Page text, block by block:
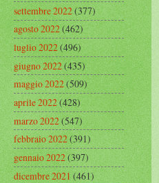
settembre 2022(377)
agosto 2022(462)
luglio 2022(496)
giugno 2022(435)
maggio 2022(509)
aprile 2022(428)
marzo 2022(547)
febbraio 2022(391)
gennaio 2022(397)
dicembre 2021(461)